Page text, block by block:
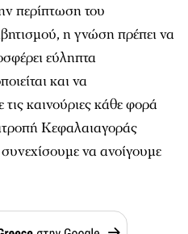
περίπτωση του
η γνώση πρέπει να
εύληπτα
και να
καινούριες κάθε φορά
Κεφαλαιαγοράς
να ανοίγουμε